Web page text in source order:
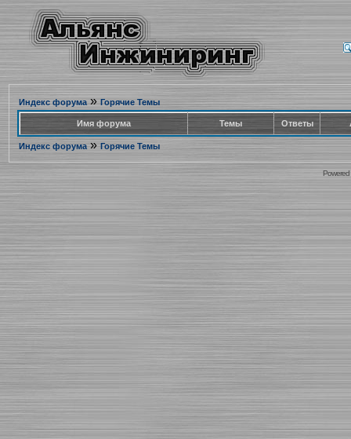
Индекс форума» Горячие Темы
Имя форума Темы Ответы
Индекс форума» Горячие Темы